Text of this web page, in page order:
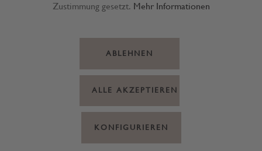
Zustimmung gesetzt. Mehr Informationen
ABLEHNEN
ALLE AKZEPTIEREN
KONFIGURIEREN